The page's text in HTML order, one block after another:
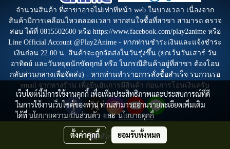
สั่งซื้อสินค้า
จำนวนสินค้า ที่สาขาอาจไม่เท่าทีหน้า web ในบางเวลา เนื่องจาก
สินค้ามีการเคลือนไหวตลอดเวลา หากสนใจซื้อที่สาขา สามารถ ตรวจ
สอบ ได้ที่ 0815502600 หรือ https://www.facebook.com/play2anime หรือ
Line Official Account @Play2Anime - หากท่านชำระเงินและแจ้งชำระ
เงินก่อน 22.00 น. สินค้าจะถูกจัดส่งในวันรุ่งขึ้น (ยกเว้นวันเสาร์ วัน
อาทิตย์ และวันหยุดนักขัตฤกษ์ หรือ ในกรณีสินค้าอยู่ที่สาขา ต้องโอน
กลับส่วนกลางเพื่อจัดส่ง) - หากท่านทำรายการสั่งซื้อสำเร็จ รบกวนรอ
email จากทางร้าน เพื่อยืนยันการมีสินค้า ก่อนการโอนเงินครับ
เว็บไซต์นี้มีการใช้งานคุกกี้ เพื่อเพิ่มประสิทธิภาพและประสบการณ์ที่ดี
ในการใช้งานเว็บไซต์ของท่าน ท่านสามารถอ่านรายละเอียดเพิ่มเติม
ได้ที่นโยบายความเป็นส่วนตัว และนโยบายคุกกี้
ตั้งค่าคุกกี้ ยอมรับทั้งหมด